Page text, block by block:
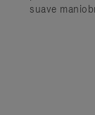
suave